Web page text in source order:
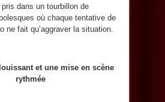
dans un tourbillon de
où chaque tentative de
ne fait qu’aggraver la situation.
et une mise en scène
rythmée